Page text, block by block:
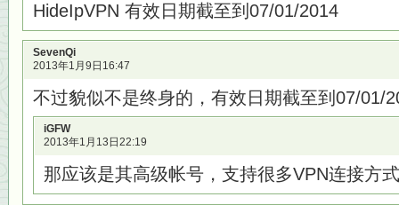
HideIpVPN 有效日期截至到07/01/2014
SevenQi
2013年1月9日16:47
不过貌似不是终身的，有效日期截至到07/01/
iGFW
2013年1月13日22:19
那应该是其高级帐号，支持很多VPN连接方